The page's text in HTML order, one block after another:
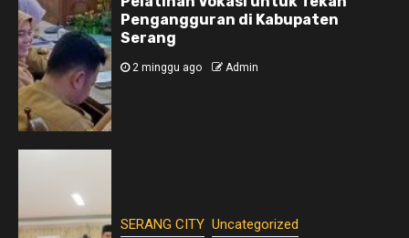
Pengangguran di Kabupaten
Serang
2 minggu ago Admin
SERANG CITY Uncategorized